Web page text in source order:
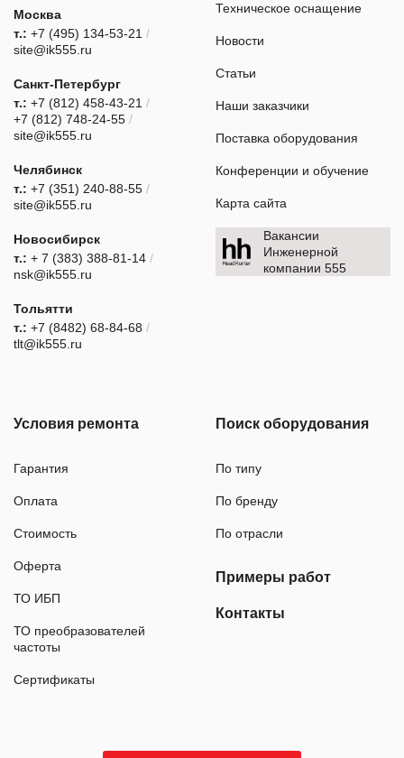
Москва
т.: +7 (495) 134-53-21 /
site@ik555.ru
Санкт-Петербург
т.: +7 (812) 458-43-21 /
+7 (812) 748-24-55 /
site@ik555.ru
Челябинск
т.: +7 (351) 240-88-55 /
site@ik555.ru
Новосибирск
т.: + 7 (383) 388-81-14 /
nsk@ik555.ru
Тольятти
т.: +7 (8482) 68-84-68 /
tlt@ik555.ru
Техническое оснащение
Новости
Статьи
Наши заказчики
Поставка оборудования
Конференции и обучение
Карта сайта
Вакансии
Инженерной
компании 555
Условия ремонта
Гарантия
Оплата
Стоимость
Оферта
ТО ИБП
ТО преобразователей
частоты
Сертификаты
Поиск оборудования
По типу
По бренду
По отрасли
Примеры работ
Контакты